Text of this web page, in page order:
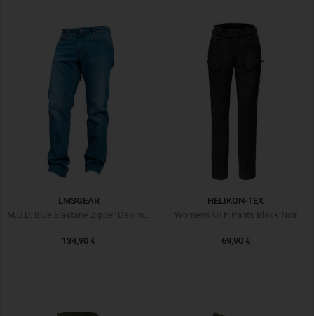
LMSGEAR
M.U.D. Blue Elastane Zipper Denim ZV 3.0
134,90 €
HELIKON-TEX
Women's UTP Pants Black Noir
69,90 €